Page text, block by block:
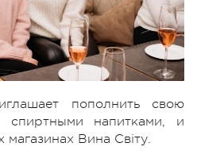
пополнить свою
спиртными напитками, и
Вина Свiту.